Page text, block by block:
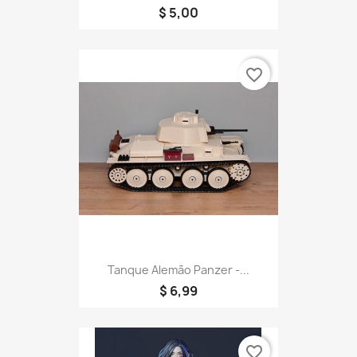
$ 5,00
Tanque Alemão Panzer -...
$ 6,99
favorite_border
favorite_border